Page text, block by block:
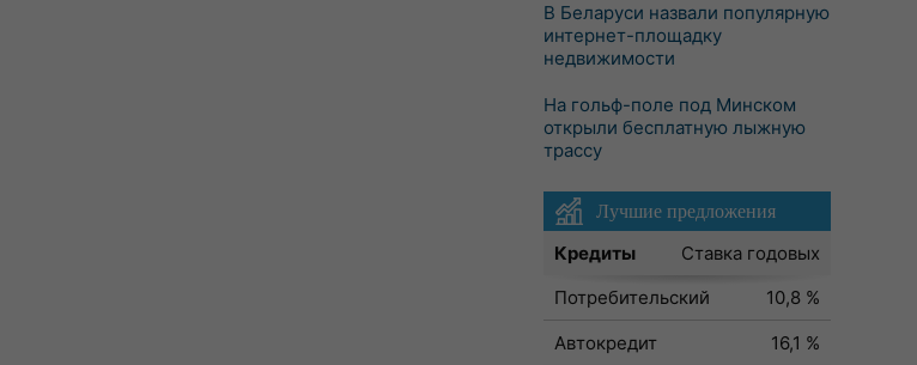
В Беларуси назвали популярную
интернет-площадку
недвижимости
На гольф-поле под Минском
открыли бесплатную лыжную
трассу
Лучшие предложения
Кредиты
Ставка годовых
Потребительский
10,8 %
Автокредит
16,1 %